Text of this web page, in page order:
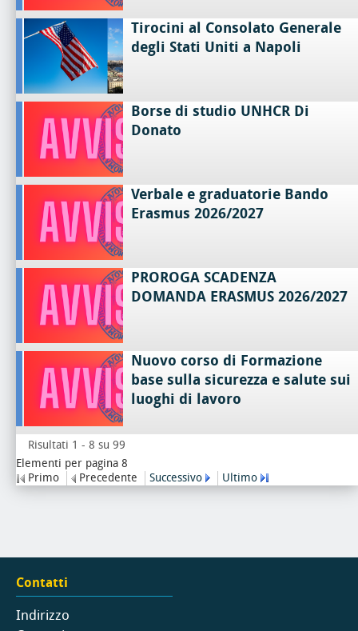
Tirocini al Consolato Generale
degli Stati Uniti a Napoli
Borse di studio UNHCR Di
Donato
Verbale e graduatorie Bando
Erasmus 2026/2027
PROROGA SCADENZA
DOMANDA ERASMUS 2026/2027
Nuovo corso di Formazione
base sulla sicurezza e salute sui
luoghi di lavoro
Risultati 1 - 8 su 99
Elementi per pagina 8
Primo
Precedente Successivo Ultimo
Contatti
Indirizzo